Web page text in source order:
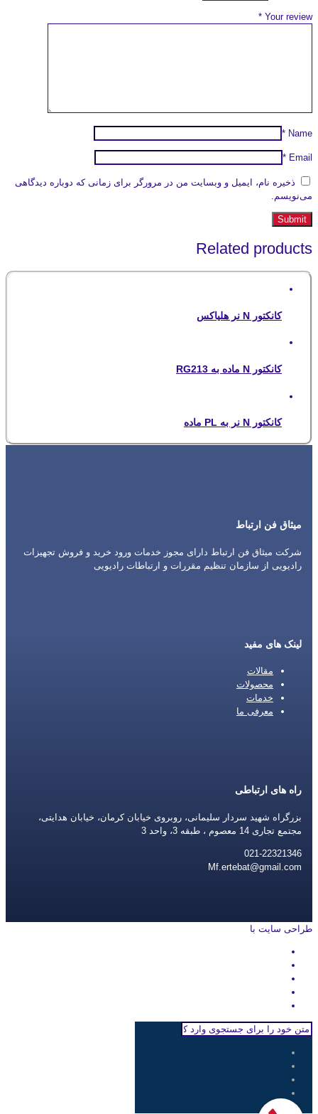
Your review
*
Name
*
Email
*
ذخیره نام، ایمیل و وبسایت من در مرورگر برای زمانی که دوباره دیدگاهی
می‌نویسم.
Related products
کانکتور N نر هلیاکس
کانکتور N ماده به RG213
کانکتور N نر به PL ماده
میثاق فن ارتباط
شرکت میثاق فن ارتباط دارای مجوز خدمات ورود خرید و فروش تجهیزات
رادیویی از سازمان تنظیم مقررات و ارتباطات رادیویی
لینک های مفید
مقالات
محصولات
خدمات
معرفی ما
راه های ارتباطی
بزرگراه شهید سردار سلیمانی، روبروی خیابان کرمان، خیابان هدایتی،
مجتمع تجاری 14 معصوم ، طبقه 3، واحد 3
021-22321346
Mf.ertebat@gmail.com
طراحی سایت با